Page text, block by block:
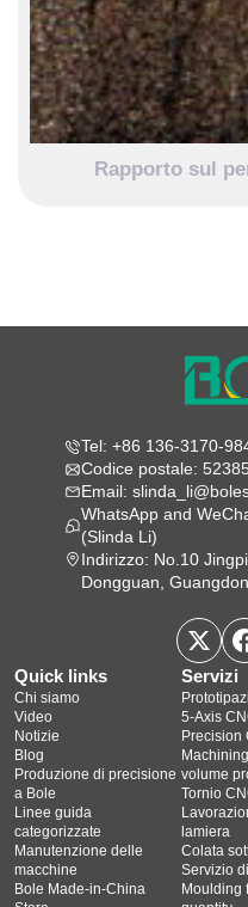
Rapporto sul
Tel: +86 136-3170-
Codice postale:
Email:
WhatsApp and
(Slinda Li)
Indirizzo: No.10
Dongguan,
Quick links
Chi siamo
Video
Notizie
Blog
Produzione di precisione
a Bole
Linee guida
categorizzate
Manutenzione delle
macchine
Bole Made-in-China
Servizi
5‑Axis
Precision
volume
Tornio
lamiera
Colata
Servizio
Moulding